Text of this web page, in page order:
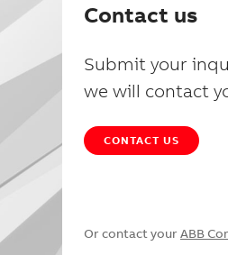
Contact us
Submit your
we will contact
CONTACT US
Or contact your ABB